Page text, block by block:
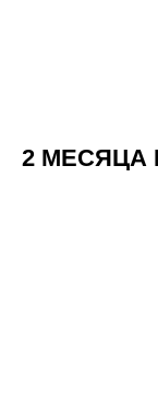
2 МЕСЯЦА